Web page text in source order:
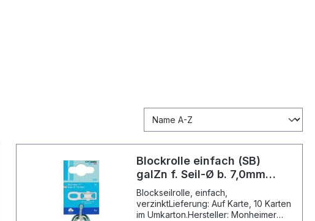
Blockrolle einfach (SB)
galZn f. Seil-Ø b. 7,0mm
PÖSAMO
Blockseilrolle, einfach,
verzinktLieferung: Auf Karte, 10 Karten
im Umkarton.Hersteller: Monheimer